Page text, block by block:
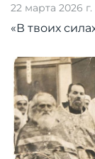
22 марта 2026 г.
«В твоих